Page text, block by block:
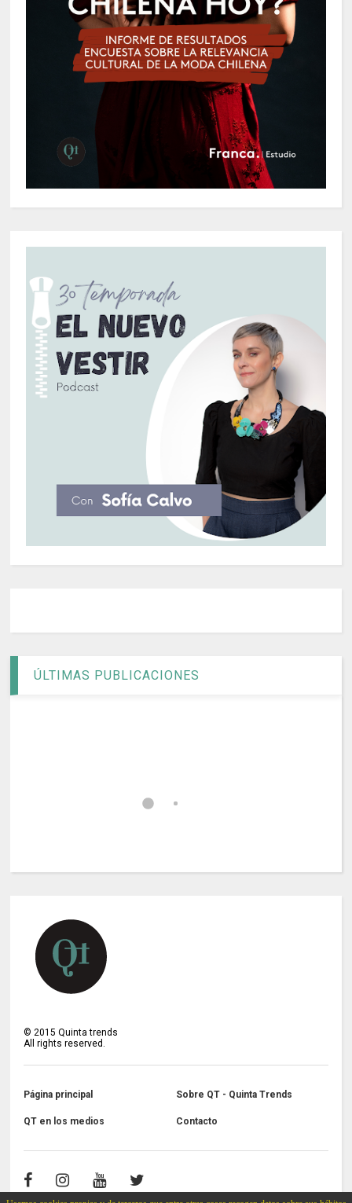
ÚLTIMAS PUBLICACIONES
©2015 Quinta trends
All rights reserved.
Página principal Sobre QT - Quinta Trends
QT en los medios Contacto